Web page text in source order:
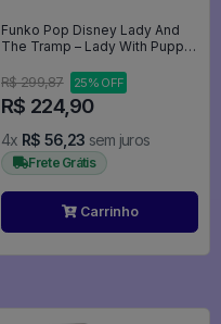
Funko Pop Disney Lady And
The Tramp – Lady With Puppy
Disney #1553
R$ 299,87 25% OFF
R$ 224,90
4x R$ 56,23 sem juros
Frete Grátis
Carrinho